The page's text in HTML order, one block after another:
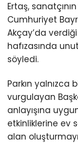
Ertaş,
Cumhuriyet
Akçay’da
hafızasında
söyledi.
Parkın yalnızca
vurgulayan
anlayışına
etkinliklerine ev
alan